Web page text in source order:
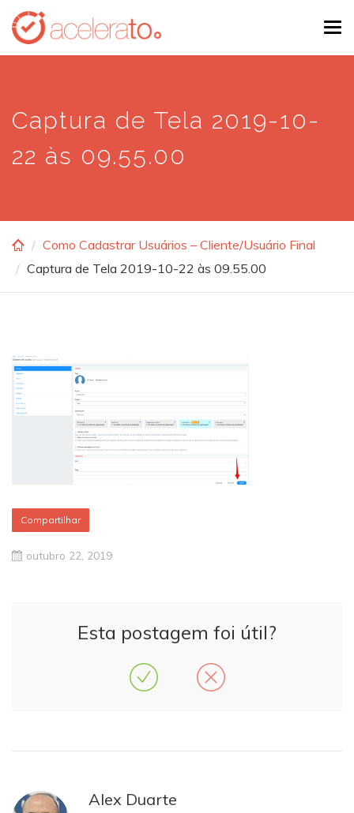
Skip
main
Captura de Tela 2019-10-
22 às 09.55.00
Como Cadastrar Usuários – Cliente/Usuário Final
Captura de Tela 2019-10-22 às 09.55.00
Compartilhar
outubro 22, 2019
Esta postagem foi útil?
Alex Duarte